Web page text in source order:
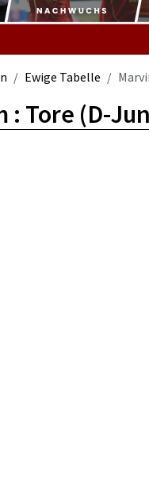
Ewige Tabelle
: Tore (D-